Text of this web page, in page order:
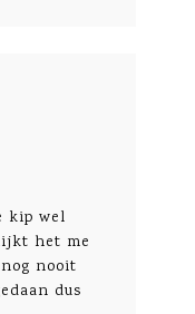
kip wel
het me
nooit
dus